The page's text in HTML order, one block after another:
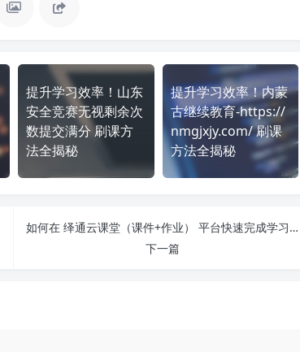
提升学习效率！山东
安全竞赛无视剩余次
数提交满分 刷课方
法全揭秘
提升学习效率！内蒙
古继续教育-https://
nmgjxjy.com/ 刷课
方法全揭秘
如何在 绎通云课堂（课件+作业） 平台快速完成学习任务？
下一篇